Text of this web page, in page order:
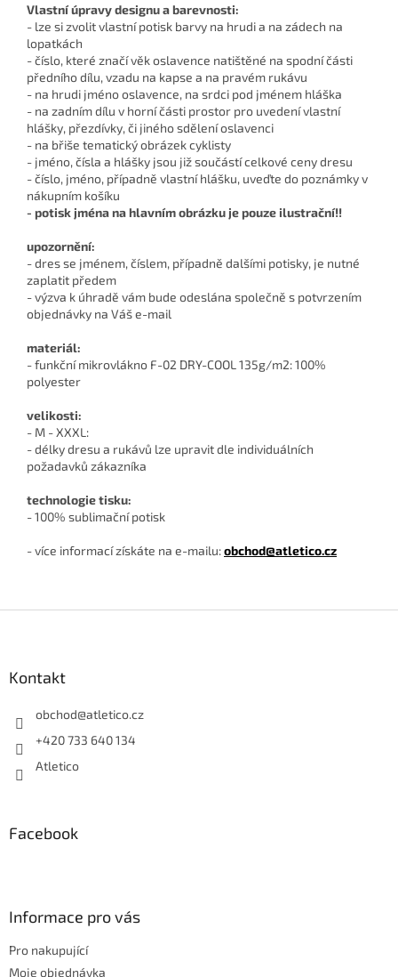
Vlastní úpravy designu a barevnosti:
- lze si zvolit vlastní potisk barvy na hrudi a na zádech na
lopatkách
- číslo, které značí věk oslavence natištěné na spodní části
předního dílu, vzadu na kapse a na pravém rukávu
- na hrudi jméno oslavence, na srdci pod jménem hláška
- na zadním dílu v horní části prostor pro uvedení vlastní
hlášky, přezdívky, či jiného sdělení oslavenci
- na břiše tematický obrázek cyklisty
- jméno, čísla a hlášky jsou již součástí celkové ceny dresu
- číslo, jméno, případně vlastní hlášku, uveďte do poznámky v
nákupním košíku
- potisk jména na hlavním obrázku je pouze ilustrační!!
upozornění:
- dres se jménem, číslem, případně dalšími potisky, je nutné
zaplatit předem
- výzva k úhradě vám bude odeslána společně s potvrzením
objednávky na Váš e-mail
materiál:
- funkční mikrovlákno F-02 DRY-COOL 135g/m2: 100%
polyester
velikosti:
- M - XXXL:
- délky dresu a rukávů lze upravit dle individuálních
požadavků zákazníka
technologie tisku:
- 100% sublimační potisk
- více informací získáte na e-mailu:obchod@atletico.cz
Kontakt
obchod@atletico.cz
+420 733 640 134
Atletico
Facebook
Informace pro vás
Pro nakupující
Moje objednávka